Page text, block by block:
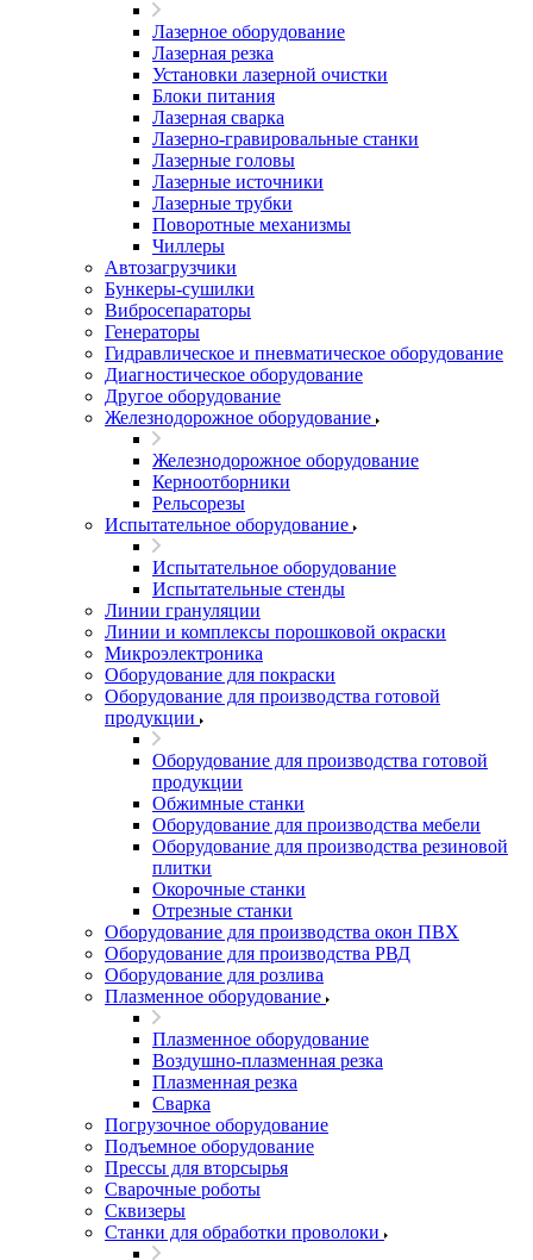
Лазерное оборудование
Лазерная резка
Установки лазерной очистки
Блоки питания
Лазерная сварка
Лазерно-гравировальные станки
Лазерные головы
Лазерные источники
Лазерные трубки
Поворотные механизмы
Чиллеры
Автозагрузчики
Бункеры-сушилки
Вибросепараторы
Генераторы
Гидравлическое и пневматическое оборудование
Диагностическое оборудование
Другое оборудование
Железнодорожное оборудование
Железнодорожное оборудование
Керноотборники
Рельсорезы
Испытательное оборудование
Испытательное оборудование
Испытательные стенды
Линии грануляции
Линии и комплексы порошковой окраски
Микроэлектроника
Оборудование для покраски
Оборудование для производства готовой
продукции
Оборудование для производства готовой
продукции
Обжимные станки
Оборудование для производства мебели
Оборудование для производства резиновой
плитки
Окорочные станки
Отрезные станки
Оборудование для производства окон ПВХ
Оборудование для производства РВД
Оборудование для розлива
Плазменное оборудование
Плазменное оборудование
Воздушно-плазменная резка
Плазменная резка
Сварка
Погрузочное оборудование
Подъемное оборудование
Прессы для вторсырья
Сварочные роботы
Сквизеры
Станки для обработки проволоки